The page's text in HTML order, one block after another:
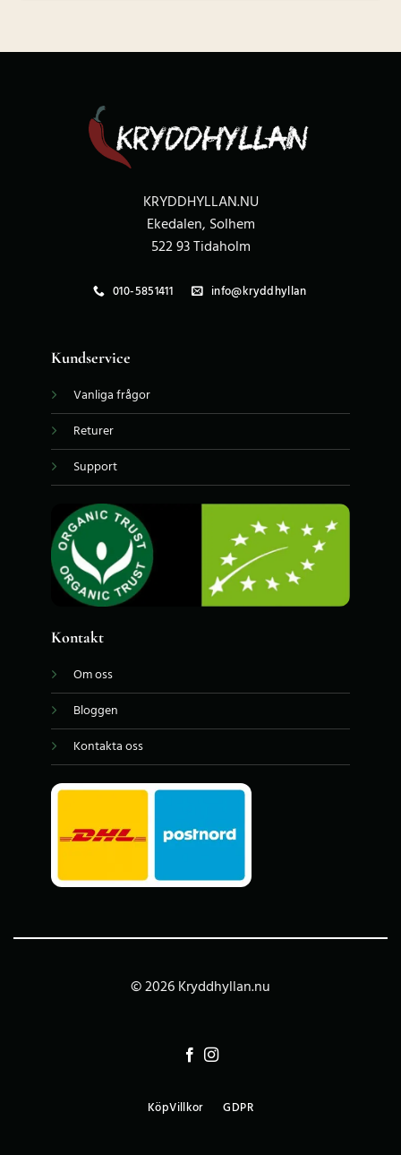
KRYDDHYLLAN.NU
Ekedalen, Solhem
522 93 Tidaholm
010-5851411 info@kryddhyllan
Kundservice
Vanliga frågor
Returer
Support
Kontakt
Om oss
Bloggen
Kontakta oss
© 2026 Kryddhyllan.nu
KöpVillkor GDPR